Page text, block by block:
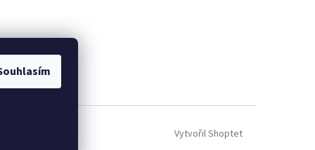
Vytvořil Shoptet